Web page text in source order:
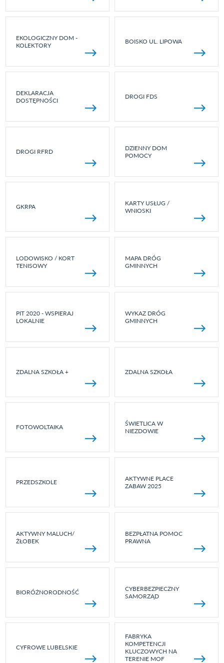
EKOLOGICZNY DOM -
KOLEKTORY
BOISKO UL. LIPOWA
DEKLARACJA
DOSTĘPNOŚCI
DROGI FDS
DROGI RFRD
DZIENNY DOM
POMOCY
GKRPA
KARTY USŁUG /
WNIOSKI
LODOWISKO / KORT
TENISOWY
MAPA DRÓG
GMINNYCH
PIT 2020 - WSPIERAJ
LOKALNIE
WYKAZ DRÓG
GMINNYCH
ZDALNA SZKOŁA + ZDALNA SZKOŁA
FOTOWOLTAIKA
ŚWIETLICA W
NIEZDOWIE
PRZEDSZKOLE
AKTYWNE PLACE
ZABAW 2025
AKTYWNY MALUCH/
ŻŁOBEK
BEZPŁATNA POMOC
PRAWNA
BIORÓŻNORODNOŚĆ
CYBERBEZPIECZNY
SAMORZĄD
CYFROWE LUBELSKIE
FABRYKA
KOMPETENCJI
KLUCZOWYCH NA
TERENIE MOF